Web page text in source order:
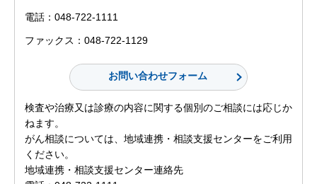
電話：048-722-1111
ファックス：048-722-1129
検査や治療又は診療の内容に関する個別のご相談には応じか
ねます。
がん相談については、地域連携・相談支援センターをご利用
ください。
地域連携・相談支援センター連絡先